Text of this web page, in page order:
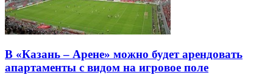
В «Казань – Арене» можно будет арендовать
апартаменты с видом на игровое поле